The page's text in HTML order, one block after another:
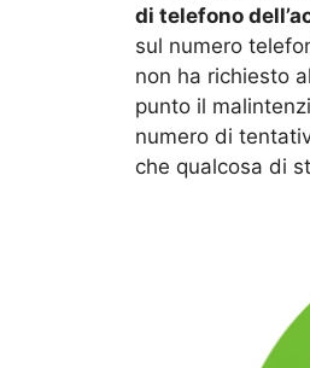
di telefono
sul numero
non ha richiesto
punto il
numero di
che qualcosa di